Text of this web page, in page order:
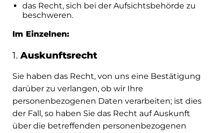
das Recht, sich bei der Aufsichtsbehörde zu
beschweren.
Im Einzelnen:
1. Auskunftsrecht
Sie haben das Recht, von uns eine Bestätigung
darüber zu verlangen, ob wir Ihre
personenbezogenen Daten verarbeiten; ist dies
der Fall, so haben Sie das Recht auf Auskunft
über die betreffenden personenbezogenen